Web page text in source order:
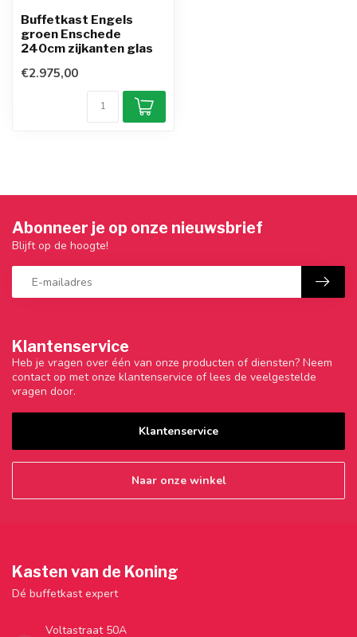
Buffetkast Engels
groen Enschede
240cm zijkanten glas
€2.975,00
Klantenservice
Heb je vragen over één van onze producten of diensten? Neem
contact op met onze klantenservice of lees de veelgestelde
vragen door.
Klantenservice
Naar onze winkel
Abonneer je op onze nieuwsbrief
Blijft op de hoogte!
Kasten van de Koning
Dé buffetkast expert
Voltastraat 50A